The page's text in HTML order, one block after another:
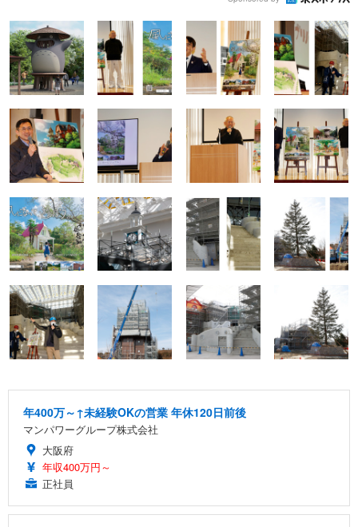
年400万～↑未経験OKの営業 年休120日前後
マンパワーグループ株式会社
大阪府
年収400万円～
正社員